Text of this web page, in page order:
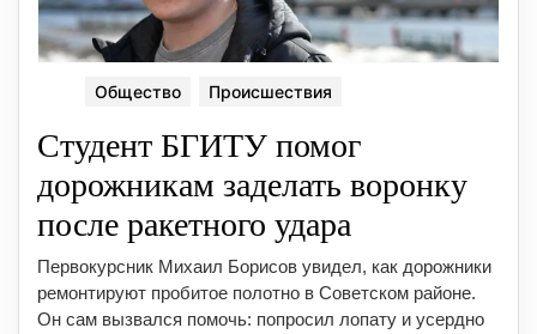
Общество Происшествия
Студент БГИТУ помог
дорожникам заделать воронку
после ракетного удара
Первокурсник Михаил Борисов увидел, как дорожники
ремонтируют пробитое полотно в Советском районе.
Он сам вызвался помочь: попросил лопату и усердно